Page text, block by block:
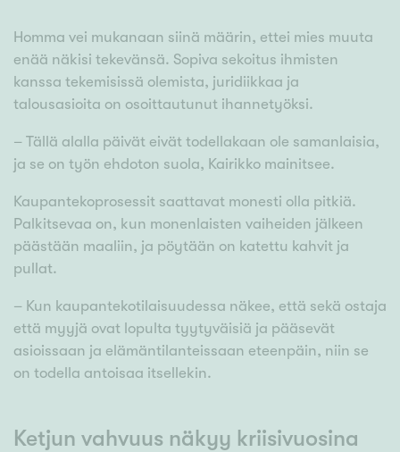
Homma vei mukanaan siinä määrin, ettei mies muuta
enää näkisi tekevänsä. Sopiva sekoitus ihmisten
kanssa tekemisissä olemista, juridiikkaa ja
talousasioita on osoittautunut ihannetyöksi.
– Tällä alalla päivät eivät todellakaan ole samanlaisia,
ja se on työn ehdoton suola, Kairikko mainitsee.
Kaupantekoprosessit saattavat monesti olla pitkiä.
Palkitsevaa on, kun monenlaisten vaiheiden jälkeen
päästään maaliin, ja pöytään on katettu kahvit ja
pullat.
– Kun kaupantekotilaisuudessa näkee, että sekä ostaja
että myyjä ovat lopulta tyytyväisiä ja pääsevät
asioissaan ja elämäntilanteissaan eteenpäin, niin se
on todella antoisaa itsellekin.
Ketjun vahvuus näkyy kriisivuosina